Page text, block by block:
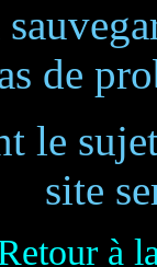
de
le
site
à